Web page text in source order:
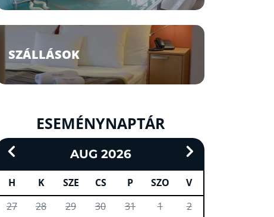
SZÁLLÁSOK
ESEMÉNYNAPTÁR
AUG 2026
H K SZE CS P SZO
V
27
28 29 30 31 1
2